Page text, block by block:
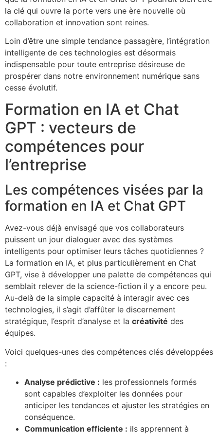
la clé qui ouvre la porte vers une ère nouvelle où
collaboration et innovation sont reines.
Loin d’être une simple tendance passagère, l’intégration
intelligente de ces technologies est désormais
indispensable pour toute entreprise désireuse de
prospérer dans notre environnement numérique sans
cesse évolutif.
Formation en IA et Chat
GPT : vecteurs de
compétences pour
l’entreprise
Les compétences visées par la
formation en IA et Chat GPT
Avez-vous déjà envisagé que vos collaborateurs
puissent un jour dialoguer avec des systèmes
intelligents pour optimiser leurs tâches quotidiennes ?
La formation en IA, et plus particulièrement en Chat
GPT, vise à développer une palette de compétences qui
semblait relever de la science-fiction il y a encore peu.
Au-delà de la simple capacité à interagir avec ces
technologies, il s’agit d’affûter le discernement
stratégique, l’esprit d’analyse et la créativité des
équipes.
Voici quelques-unes des compétences clés développées
:
Analyse prédictive : les professionnels formés
sont capables d’exploiter les données pour
anticiper les tendances et ajuster les stratégies en
conséquence.
Communication efficiente : ils apprennent à